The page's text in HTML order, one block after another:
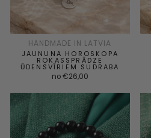
HANDMADE IN LATVIA
JAUNUNA HOROSKOPA
ROKASSPRĀDZE
ŪDENSVĪRIEM SUDRABA
no €26,00